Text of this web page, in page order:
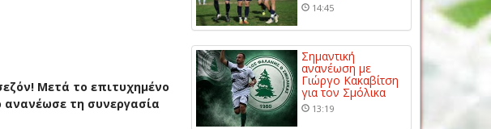
Μετά το επιτυχημένο
ανανέωσε τη συνεργασία
14:45
Σημαντική
ανανέωση με
Γιώργο Κακαβίτση
για τον Σμόλικα
13:19